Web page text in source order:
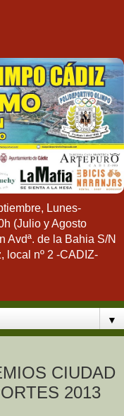
Lunes-
(Julio y Agosto
Avdª. de la Bahia S/N
local nº 2 -CADIZ-
▼
CIUDAD
2013